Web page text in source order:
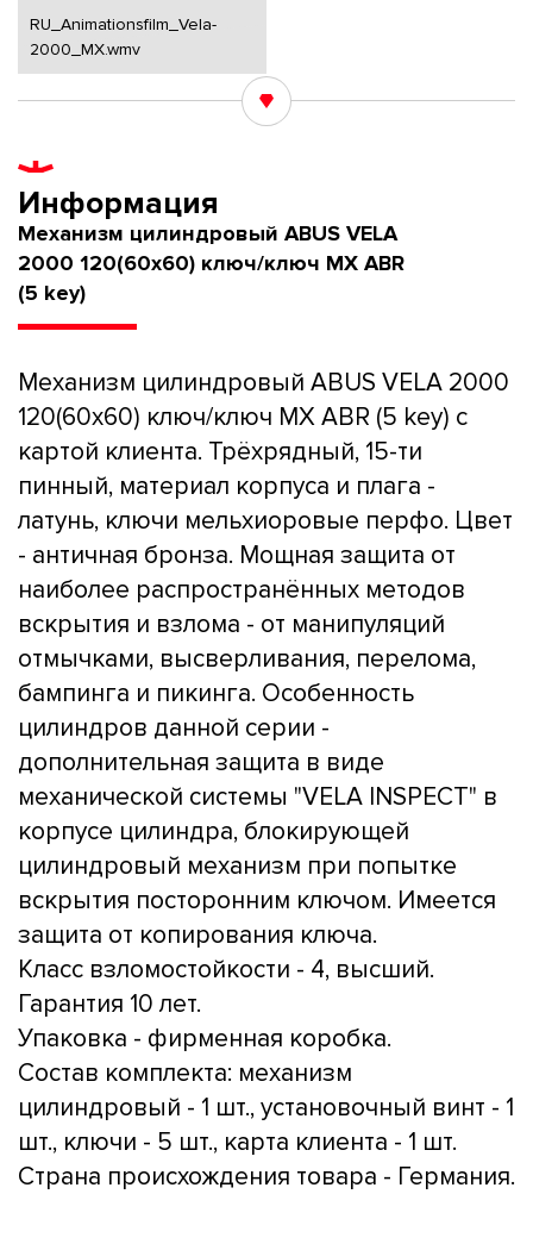
RU_Animationsfilm_Vela-
2000_MX.wmv
Информация
Механизм цилиндровый ABUS VELA
2000 120(60x60) ключ/ключ MX ABR
(5 key)
Механизм цилиндровый ABUS VELA 2000
120(60x60) ключ/ключ MX ABR (5 key) с
картой клиента. Трёхрядный, 15-ти
пинный, материал корпуса и плага -
латунь, ключи мельхиоровые перфо. Цвет
- античная бронза. Мощная защита от
наиболее распространённых методов
вскрытия и взлома - от манипуляций
отмычками, высверливания, перелома,
бампинга и пикинга. Особенность
цилиндров данной серии -
дополнительная защита в виде
механической системы "VELA INSPECT" в
корпусе цилиндра, блокирующей
цилиндровый механизм при попытке
вскрытия посторонним ключом. Имеется
защита от копирования ключа.
Класс взломостойкости - 4, высший.
Гарантия 10 лет.
Упаковка - фирменная коробка.
Состав комплекта: механизм
цилиндровый - 1 шт., установочный винт - 1
шт., ключи - 5 шт., карта клиента - 1 шт.
Страна происхождения товара - Германия.